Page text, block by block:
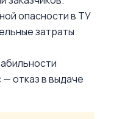
опасности в ТУ
затраты
отказ в выдаче